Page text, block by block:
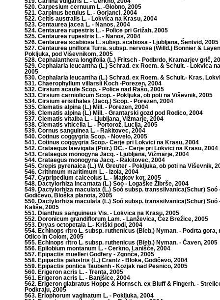
520. Carpesium cernuum L. -Globno, 2005
521. Carpinus betulus L. - Gorjanci, 2004
522. Celtis australis L. - Lokvica na Krasu, 2004
523. Centaurea jacea L. - Nanos, 2004
524. Centaurea rupestris L. - Police pri Grižah, 2005
525. Centaurea rupestris L. - Nanos, 2004
526. Centaurea scabiosa L. subsp. scabiosa - Ljubljana, Šentvid, 2005
527. Centaurea uniflora Turra. subsp. nervosa (Willd.) Bonnier &
Pokljuka, pod Viševnikom, 2005
528. Cephalanthera longifolia (L.) Fritsch - Podbrdo, Kramarjev grič,
529. Cephalaria leucantha (L.) Schrad. ex Roem. & Schult. - Lokvica
2005
530. Cephalaria leucantha (L.) Schrad. ex Roem. & Schult.- Kras,
531. Chaerophyllum villarsii Koch -Porezen, 2004
532. Cirsium acaule Scop. - Police nad Rašo, 2005
533. Cirsium carniolicum Scop. - Pokljuka, ob poti na Viševnik, 2005
534. Cirsium erisithales (Jacq.) Scop. - Porezen, 2004
535. Clematis alpina (L.) Mill. - Porezen, 2004
536. Clematis alpina (L.) Mill. - Grantarski gozd pod Rodico, 2004
537. Clematis vitalba L. - Ljubljana, Vižmarje, 2004
538. Clematis viticella L. - Portorož, Lucija, 2005
539. Cornus sanguinea L. - Rakitovec, 2004
540. Cotinus coggygria Scop. - Novelo, 2005
541. Cotinus coggygria Scop.- Cerje pri Lokvici na Krasu, 2004
542. Crataegus laevigata (Poir.) DC. - Cerje pri Lokvici na Krasu, 2004
543. Crataegus monogyna Jacq. - Ljubljana, Vižmarje, 2004
544. Crataegus monogyna Jacq. - Rakitovec, 2004
545. Crepis pyrenaica (L.) W. Greuter - Pokljuka, ob poti na Viševnik,
546. Crithmum maritimum L. - Izola, 2004
547. Cypripedium calceolus L. - Matkov kot, 2005
548. Dactylorhiza incarnata (L.) Soó - Logaške Žibrše, 2004
549. Dactylorhiza maculata (L.) Soó subsp. transsilvanica(Schur) Soó
Godičevo, Bloška planota, 2005
550. Dactylorhiza maculata (L.) Soó subsp. transsilvanica(Schur) Soó
Kališe, 2005
551. Dianthus sanguineus Vis. - Lokvica na Krasu, 2005
552. Doronicum grandiflorum Lam. - Lanževica, Čez Brežice, 2005
553. Dryas octopetala L.- Kriški podi, 2004
554. Echinops ritro L. subsp. ruthenicus (Bieb.) Nyman. - Podrta gora,
Otlico in Colom, 2005
555. Echinops ritro L. subsp. ruthenicus (Bieb.) Nyman. - Čaven, 2005
556. Epilobium montanum L. - Cerkno, Lanišče, 2004
557. Epipactis muelleri Godfery - Zgonče, 2005
558. Epipactis palustris (L.) Crantz - Bloke, Godičevo, 2004
559. Epipactis pontica Taubenh - Kozjak nad Pesnico, 2005
560. Erigeron acris L. - Trenta, 2005
561. Erigeron acris L. - Banjšice, 2004
562. Erigeron glabratus Hoppe & Hornsch. ex Bluff & Fingerh. -
Podkraju, 2005
563. Eriophorum vaginatum L. - Pokljuka, 2004